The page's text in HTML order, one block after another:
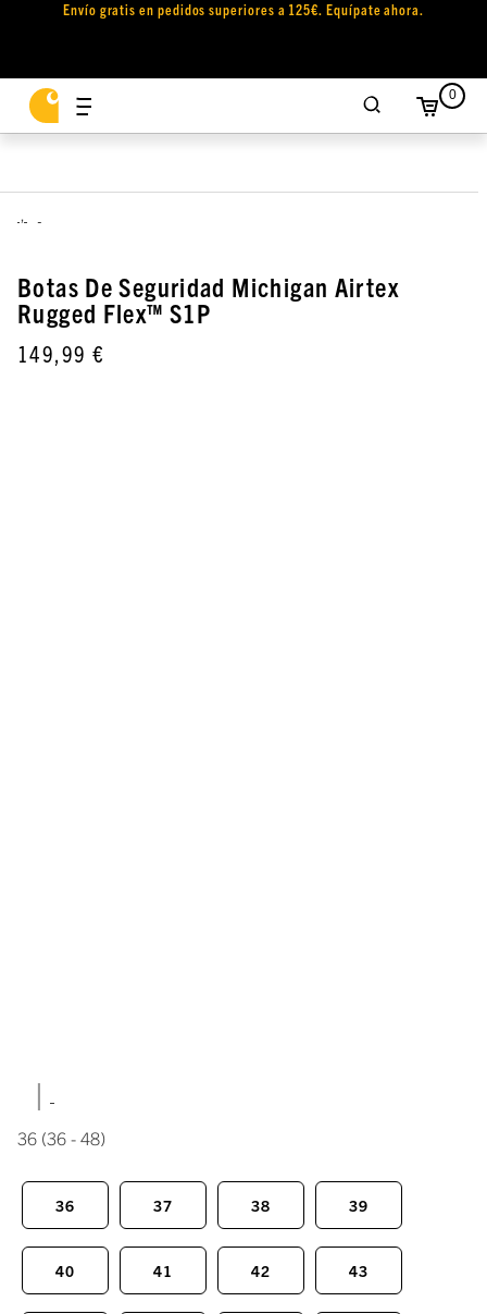
Envío gratis en pedidos superiores a 125€. Equípate ahora.
0
,
Botas De Seguridad Michigan Airtex
Rugged Flex™ S1P
149,99 €
|
36 (36 - 48)
36 37 38 39
40 41 42 43